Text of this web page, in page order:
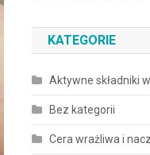
KATEGORIE
Aktywne składniki
Bez kategorii
Cera wrażliwa i